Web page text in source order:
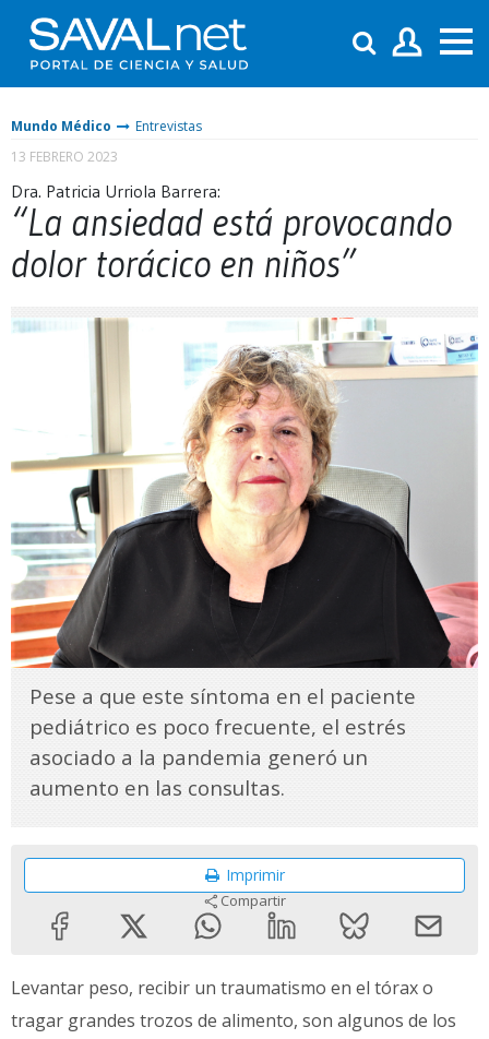
Mundo Médico
Entrevistas
13 FEBRERO 2023
Dra. Patricia Urriola Barrera:
“La ansiedad está provocando
dolor torácico en niños”
Pese a que este síntoma en el paciente
pediátrico es poco frecuente, el estrés
asociado a la pandemia generó un
aumento en las consultas.
Imprimir
Compartir
Levantar peso, recibir un traumatismo en el tórax o
tragar grandes trozos de alimento, son algunos de los